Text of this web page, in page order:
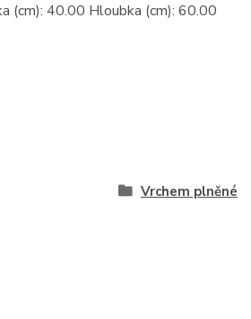
(cm): 40.00 Hloubka (cm): 60.00
Vrchem plněné